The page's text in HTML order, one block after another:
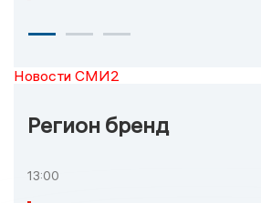
Новости СМИ2
Регион бренд
13:00